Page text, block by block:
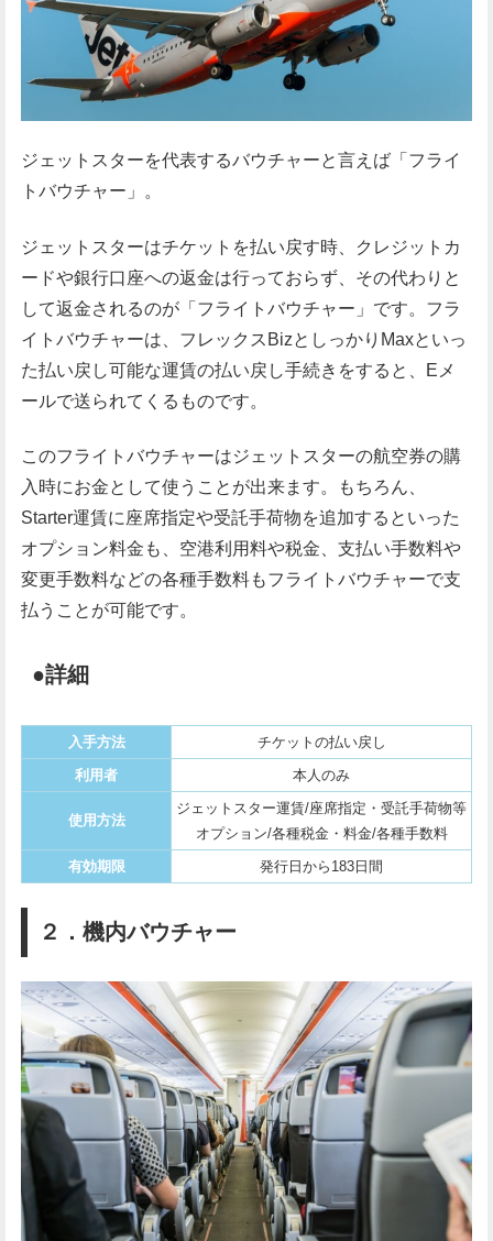
ジェットスターを代表するバウチャーと言えば「フライ
トバウチャー」。
ジェットスターはチケットを払い戻す時、クレジットカ
ードや銀行口座への返金は行っておらず、その代わりと
して返金されるのが「フライトバウチャー」です。フラ
イトバウチャーは、フレックスBizとしっかりMaxといっ
た払い戻し可能な運賃の払い戻し手続きをすると、Eメ
ールで送られてくるものです。
このフライトバウチャーはジェットスターの航空券の購
入時にお金として使うことが出来ます。もちろん、
Starter運賃に座席指定や受託手荷物を追加するといった
オプション料金も、空港利用料や税金、支払い手数料や
変更手数料などの各種手数料もフライトバウチャーで支
払うことが可能です。
●詳細
入手方法
チケットの払い戻し
利用者
本人のみ
使用方法
ジェットスター運賃/座席指定・受託手荷物等
オプション/各種税金・料金/各種手数料
有効期限
発行日から183日間
２．機内バウチャー